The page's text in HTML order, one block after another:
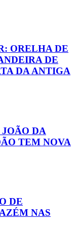
ORELHA DE
DE
DA ANTIGA
DA
TEM NOVA
DE
NAS